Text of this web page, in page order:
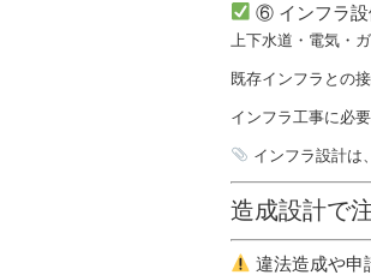
⑥ インフラ設
上下水道・電気・
既存インフラとの
インフラ工事に必
インフラ設計は、
造成設計で
違法造成や申